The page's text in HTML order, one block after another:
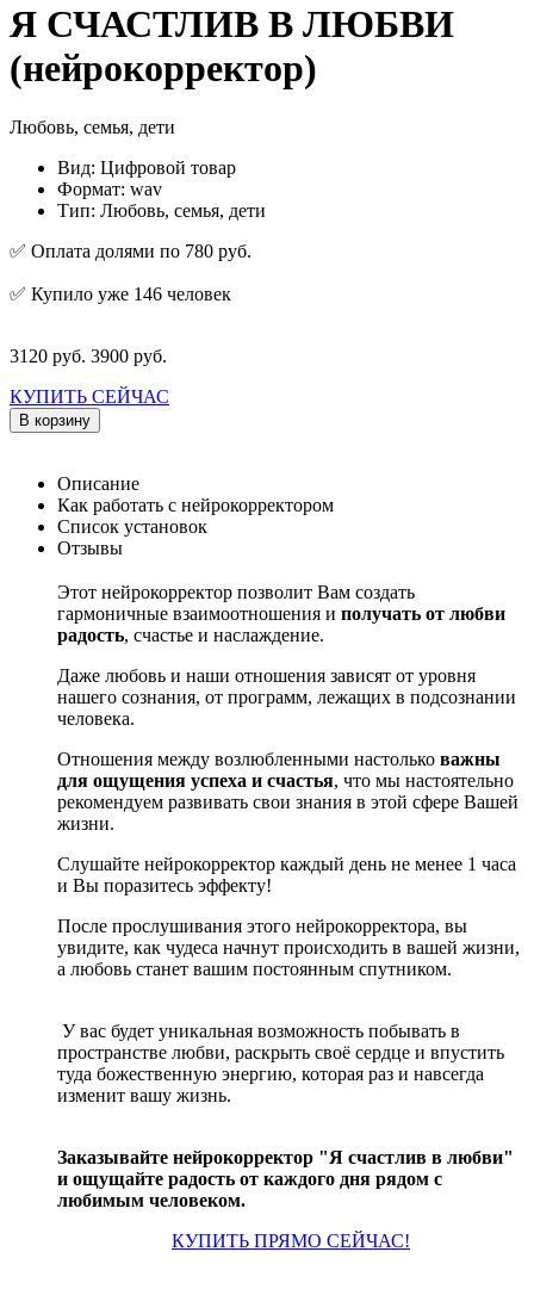
Я СЧАСТЛИВ В ЛЮБВИ
(нейрокорректор)
Любовь, семья, дети
Вид: Цифровой товар
Формат: wav
Тип: Любовь, семья, дети
✅ Оплата долями по 780 руб.
✅ Купило уже 146 человек
3120 руб. 3900 руб.
КУПИТЬ СЕЙЧАС
В корзину
Описание
Как работать с нейрокорректором
Список установок
Отзывы
Этот нейрокорректор позволит Вам создать
гармоничные взаимоотношения и получать от любви
радость, счастье и наслаждение.
Даже любовь и наши отношения зависят от уровня
нашего сознания, от программ, лежащих в подсознании
человека.
Отношения между возлюбленными настолько важны
для ощущения успеха и счастья, что мы настоятельно
рекомендуем развивать свои знания в этой сфере Вашей
жизни.
Слушайте нейрокорректор каждый день не менее 1 часа
и Вы поразитесь эффекту!
После прослушивания этого нейрокорректора, вы
увидите, как чудеса начнут происходить в вашей жизни,
а любовь станет вашим постоянным спутником.
У вас будет уникальная возможность побывать в
пространстве любви, раскрыть своё сердце и впустить
туда божественную энергию, которая раз и навсегда
изменит вашу жизнь.
Заказывайте нейрокорректор "Я счастлив в любви"
и ощущайте радость от каждого дня рядом с
любимым человеком.
КУПИТЬ ПРЯМО СЕЙЧАС!